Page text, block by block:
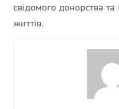
свідомого донорства
життів.